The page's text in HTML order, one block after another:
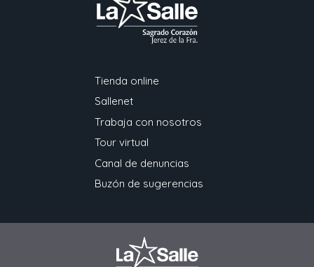
Tienda online
Sallenet
Trabaja con nosotros
Tour virtual
Canal de denuncias
Buzón de sugerencias